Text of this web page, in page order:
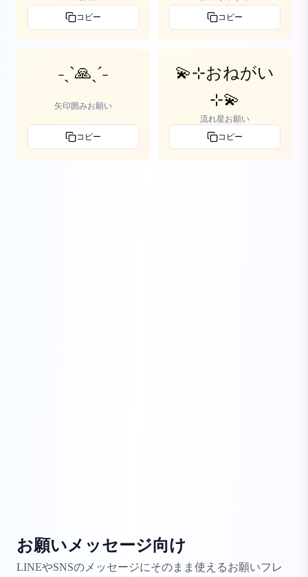
コピー コピー
˗ˏˋ🙏ˎˊ˗
矢印囲みお願い
コピー
💫⊹おねがい
⊹💫
流れ星お願い
コピー
お願いメッセージ向け
LINEやSNSのメッセージにそのまま使えるお願いフレ